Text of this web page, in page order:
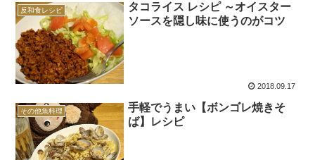
反和食レシピ
タコライス レシピ ～オイスター
ソースを隠し味に使うのがコツ
2018.09.17
その他魚料理
手軽でうまい【ボンゴレ焼きそ
ば】レシピ